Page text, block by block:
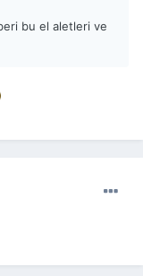
bu el aletleri ve